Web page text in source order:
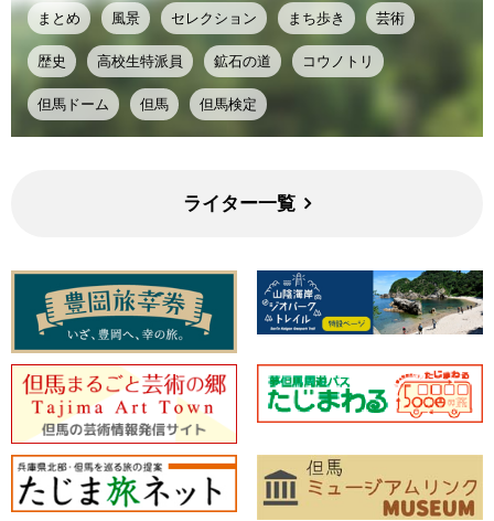
まとめ 風景 セレクション まち歩き 芸術
歴史 高校生特派員 鉱石の道 コウノトリ
但馬ドーム 但馬 但馬検定
ライター一覧